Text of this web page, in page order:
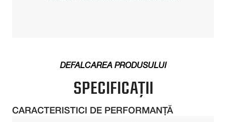
DEFALCAREA PRODUSULUI
SPECIFICAȚII
CARACTERISTICI DE PERFORMANȚĂ